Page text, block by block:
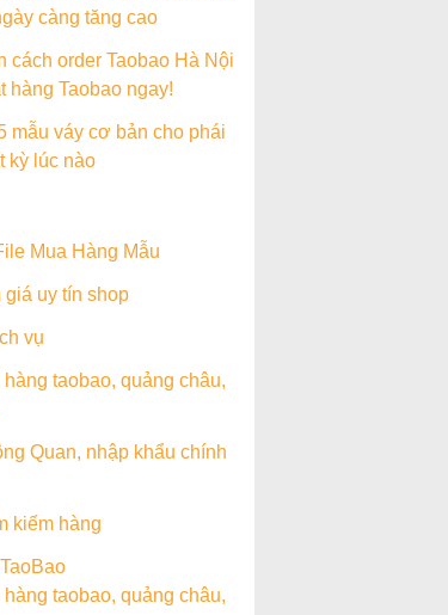
càng tăng cao
cách order Taobao Hà Nội
hàng Taobao ngay!
mẫu váy cơ bản cho phái
kỳ lúc nào
Mua Hàng Mẫu
giá uy tín shop
vụ
hàng taobao, quảng châu,
Quan, nhập khẩu chính
kiếm hàng
hàng taobao, quảng châu,